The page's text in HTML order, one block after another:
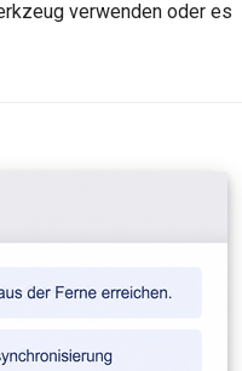
verwenden oder es